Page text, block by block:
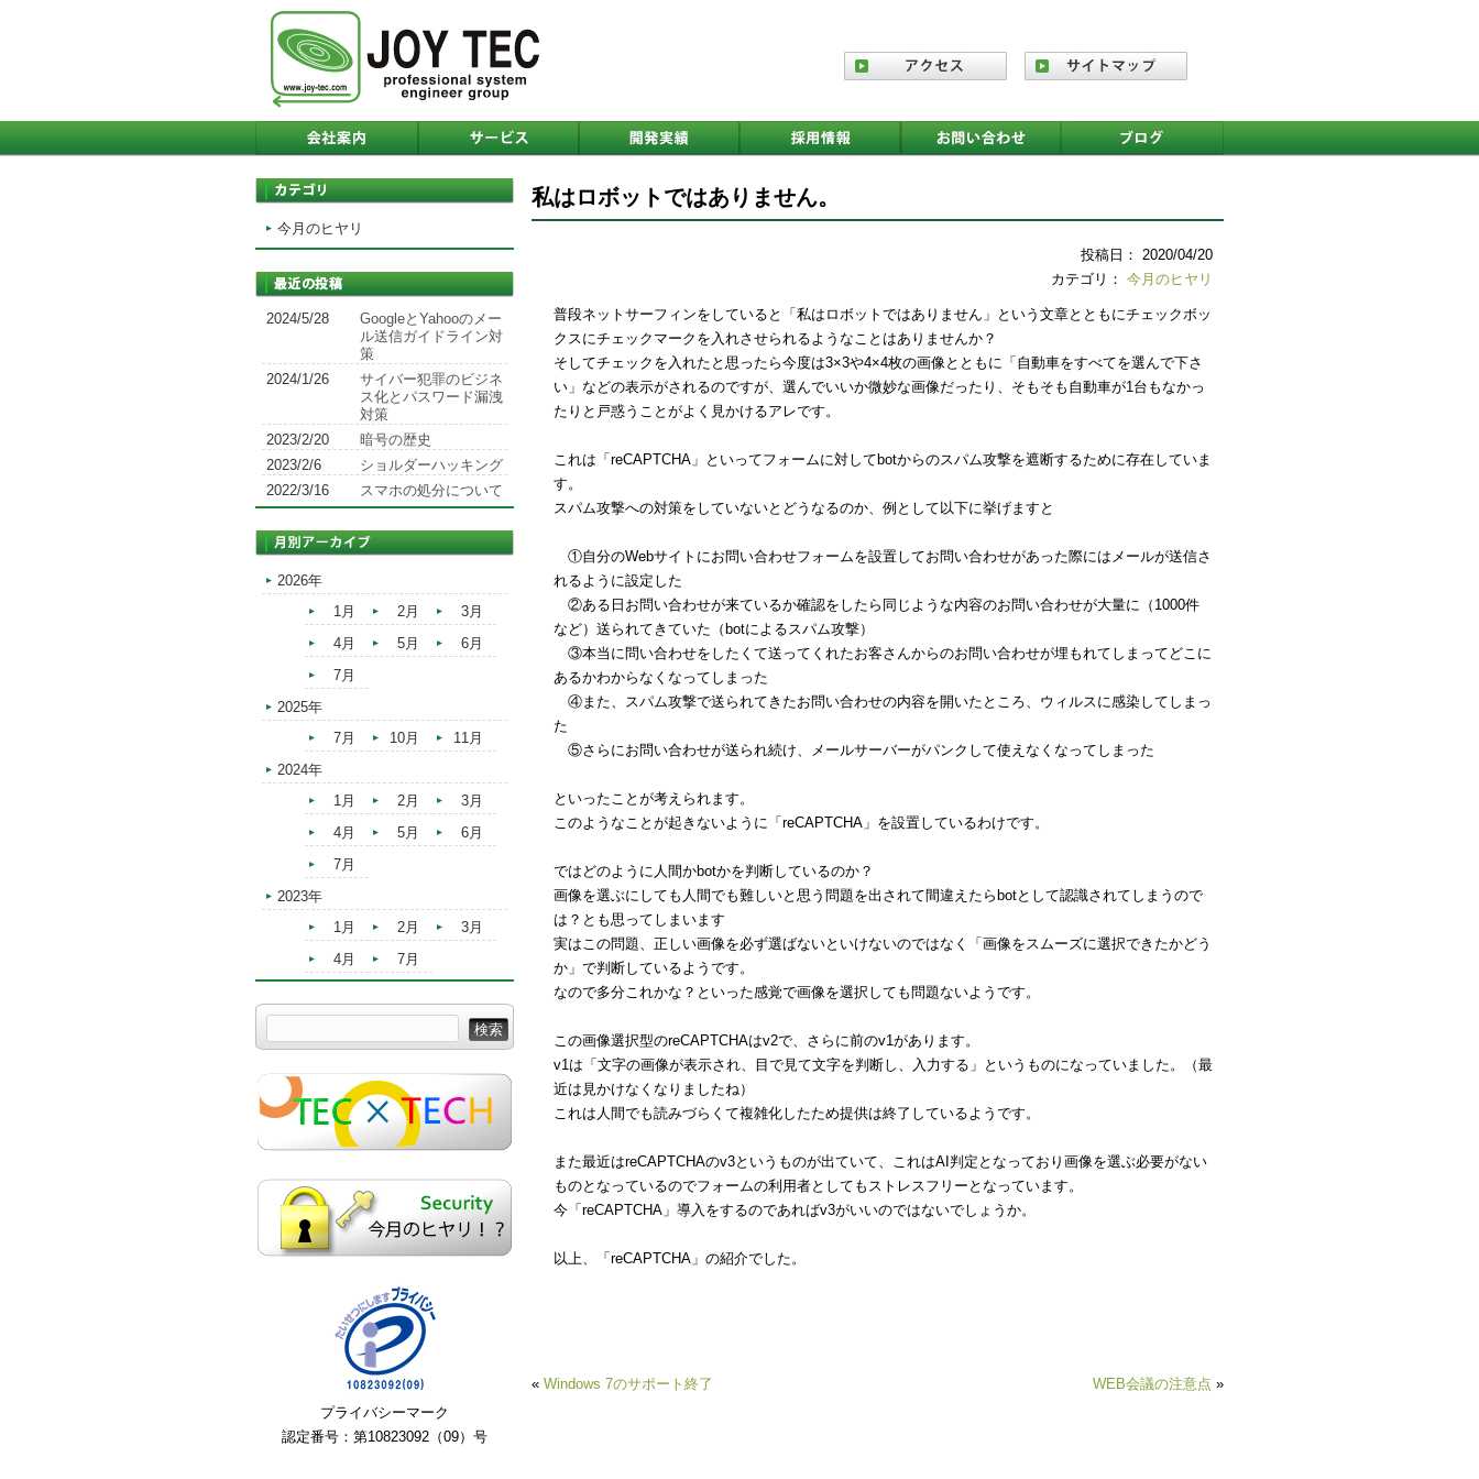
私はロボットではありません。
投稿日： 2020/04/20
カテゴリ： 今月のヒヤリ
普段ネットサーフィンをしていると「私はロボットではありません」という文章とともにチェックボッ
クスにチェックマークを入れさせられるようなことはありませんか？
そしてチェックを入れたと思ったら今度は3×3や4×4枚の画像とともに「自動車をすべてを選んで下さ
い」などの表示がされるのですが、選んでいいか微妙な画像だったり、そもそも自動車が1台もなかっ
たりと戸惑うことがよく見かけるアレです。
これは「reCAPTCHA」といってフォームに対してbotからのスパム攻撃を遮断するために存在していま
す。
スパム攻撃への対策をしていないとどうなるのか、例として以下に挙げますと
①自分のWebサイトにお問い合わせフォームを設置してお問い合わせがあった際にはメールが送信さ
れるように設定した
②ある日お問い合わせが来ているか確認をしたら同じような内容のお問い合わせが大量に（1000件
など）送られてきていた（botによるスパム攻撃）
③本当に問い合わせをしたくて送ってくれたお客さんからのお問い合わせが埋もれてしまってどこに
あるかわからなくなってしまった
④また、スパム攻撃で送られてきたお問い合わせの内容を開いたところ、ウィルスに感染してしまっ
た
⑤さらにお問い合わせが送られ続け、メールサーバーがパンクして使えなくなってしまった
といったことが考えられます。
このようなことが起きないように「reCAPTCHA」を設置しているわけです。
ではどのように人間かbotかを判断しているのか？
画像を選ぶにしても人間でも難しいと思う問題を出されて間違えたらbotとして認識されてしまうので
は？とも思ってしまいます
実はこの問題、正しい画像を必ず選ばないといけないのではなく「画像をスムーズに選択できたかどう
か」で判断しているようです。
なので多分これかな？といった感覚で画像を選択しても問題ないようです。
この画像選択型のreCAPTCHAはv2で、さらに前のv1があります。
v1は「文字の画像が表示され、目で見て文字を判断し、入力する」というものになっていました。（最
近は見かけなくなりましたね）
これは人間でも読みづらくて複雑化したため提供は終了しているようです。
また最近はreCAPTCHAのv3というものが出ていて、これはAI判定となっており画像を選ぶ必要がない
ものとなっているのでフォームの利用者としてもストレスフリーとなっています。
今「reCAPTCHA」導入をするのであればv3がいいのではないでしょうか。
以上、「reCAPTCHA」の紹介でした。
« Windows 7のサポート終了 WEB会議の注意点 »
今月のヒヤリ
2024/5/28
GoogleとYahooのメー
ル送信ガイドライン対
策
2024/1/26
サイバー犯罪のビジネ
ス化とパスワード漏洩
対策
2023/2/20
暗号の歴史
2023/2/6
ショルダーハッキング
2022/3/16
スマホの処分について
2026年
1月
2月
3月
4月
5月
6月
7月
2025年
7月
10月
11月
2024年
1月
2月
3月
4月
5月
6月
7月
2023年
1月
2月
3月
4月
7月
プライバシーマーク
認定番号：第10823092（09）号